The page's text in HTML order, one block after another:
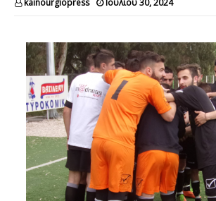
kainourgiopress Ιουλίου 30, 2024